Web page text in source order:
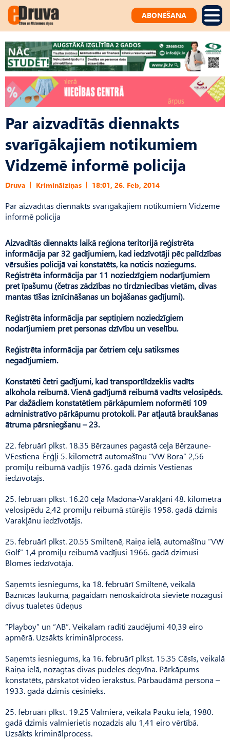
ABONĒŠANA
Par aizvadītās diennakts
svarīgākajiem notikumiem
Vidzemē informē policija
Druva Kriminālziņas 18:01, 26. Feb, 2014
Par aizvadītās diennakts svarīgākajiem notikumiem Vidzemē
informē policija
Aizvadītās diennakts laikā reģiona teritorijā reģistrēta
informācija par 32 gadījumiem, kad iedzīvotāji pēc palīdzības
vērsušies policijā vai konstatēts, ka noticis noziegums.
Reģistrēta informācija par 11 noziedzīgiem nodarījumiem
pret īpašumu (četras zādzības no tirdzniecības vietām, divas
mantas tīšas iznīcināšanas un bojāšanas gadījumi).
Reģistrēta informācija par septiņiem noziedzīgiem
nodarījumiem pret personas dzīvību un veselību.
Reģistrēta informācija par četriem ceļu satiksmes
negadījumiem.
Konstatēti četri gadījumi, kad transportlīdzeklis vadīts
alkohola reibumā. Vienā gadījumā reibumā vadīts velosipēds.
Par dažādiem konstatētiem pārkāpumiem noformēti 109
administratīvo pārkāpumu protokoli. Par atļautā braukšanas
ātruma pārsniegšanu – 23.
22. februārī plkst. 18.35 Bērzaunes pagastā ceļa Bērzaune-
VEestiena-Ērģļi 5. kilometrā automašīnu “VW Bora” 2,56
promiļu reibumā vadījis 1976. gadā dzimis Vestienas
iedzīvotājs.
25. februārī plkst. 16.20 ceļa Madona-Varakļāni 48. kilometrā
velosipēdu 2,42 promiļu reibumā stūrējis 1958. gadā dzimis
Varakļānu iedzīvotājs.
25. februārī plkst. 20.55 Smiltenē, Raiņa ielā, automašīnu “VW
Golf” 1,4 promiļu reibumā vadījusi 1966. gadā dzimusi
Blomes iedzīvotāja.
Saņemts iesniegums, ka 18. februārī Smiltenē, veikalā
Baznīcas laukumā, pagaidām nenoskaidrota sieviete nozagusi
divus tualetes ūdeņus
“Playboy” un “AB”. Veikalam radīti zaudējumi 40,39 eiro
apmērā. Uzsākts kriminālprocess.
Saņemts iesniegums, ka 16. februārī plkst. 15.35 Cēsīs, veikalā
Raiņa ielā, nozagtas divas pudeles degvīna. Pārkāpums
konstatēts, pārskatot video ierakstus. Pārbaudāmā persona –
1933. gadā dzimis cēsinieks.
25. februārī plkst. 19.25 Valmierā, veikalā Pauku ielā, 1980.
gadā dzimis valmierietis nozadzis alu 1,41 eiro vērtībā.
Uzsākts kriminālprocess.